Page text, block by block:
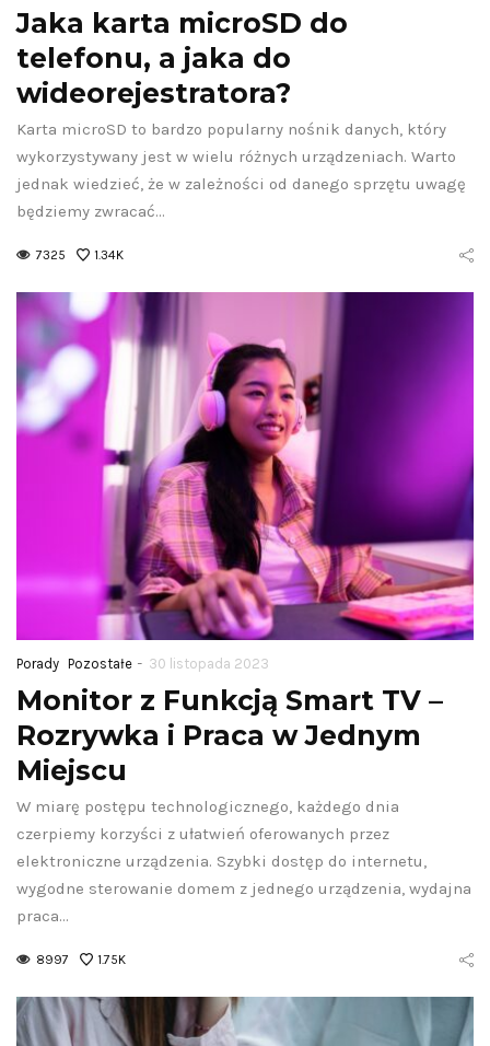
Jak wideo
konwersję na
stronie
produktowej?
8 maja 2026
CZYTAJ DALEJ
27 stycznia
CZYTAJ
Jaka karta microSD do
telefonu, a jaka do
wideorejestratora?
Karta microSD to bardzo popularny nośnik danych, który
wykorzystywany jest w wielu różnych urządzeniach. Warto
jednak wiedzieć, że w zależności od danego sprzętu uwagę
będziemy zwracać…
7325 1.34K
Porady Pozostałe - 30 listopada 2023
Monitor z Funkcją Smart TV –
Rozrywka i Praca w Jednym
Miejscu
W miarę postępu technologicznego, każdego dnia
czerpiemy korzyści z ułatwień oferowanych przez
elektroniczne urządzenia. Szybki dostęp do internetu,
wygodne sterowanie domem z jednego urządzenia, wydajna
praca…
8997 1.75K